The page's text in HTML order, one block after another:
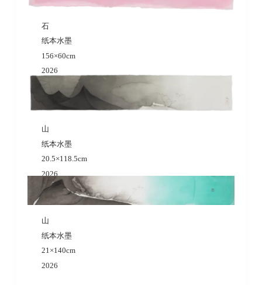
石
纸本水墨
156×60cm
2026
山
纸本水墨
20.5×118.5cm
2026
山
纸本水墨
21×140cm
2026